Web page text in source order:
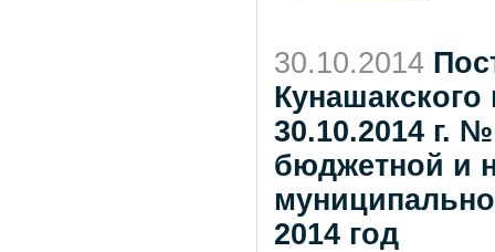
30.10.2014
30.10.2014 г.
бюджетной и
2014 год